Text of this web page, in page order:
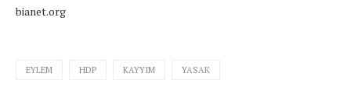
bianet.org
EYLEM HDP KAYYIM YASAK